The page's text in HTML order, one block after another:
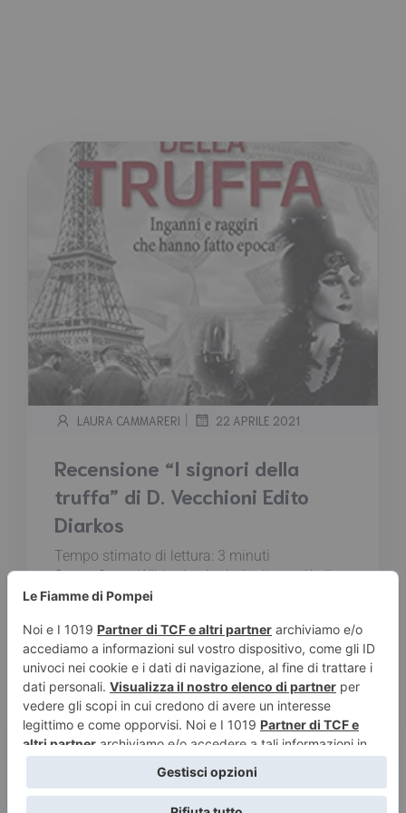
LAURA CAMMARERI | 22 APRILE 2021
Recensione “I signori della
truffa” di D. Vecchioni Edito
Diarkos
Tempo stimato di lettura: 3 minuti
Se per Oscar Wilde «la vita imita l'arte più di
quanto l'arte imiti la vita», potremmo dire,
dei raggiri è la realtà a copiare la fantasia più
di quanto la fantasia copi la realtà... In questo
volume sono rievocate le truffe e le imposture
più sorprendenti, bizzarre, a volte appena
credibili...
Leggi tutto